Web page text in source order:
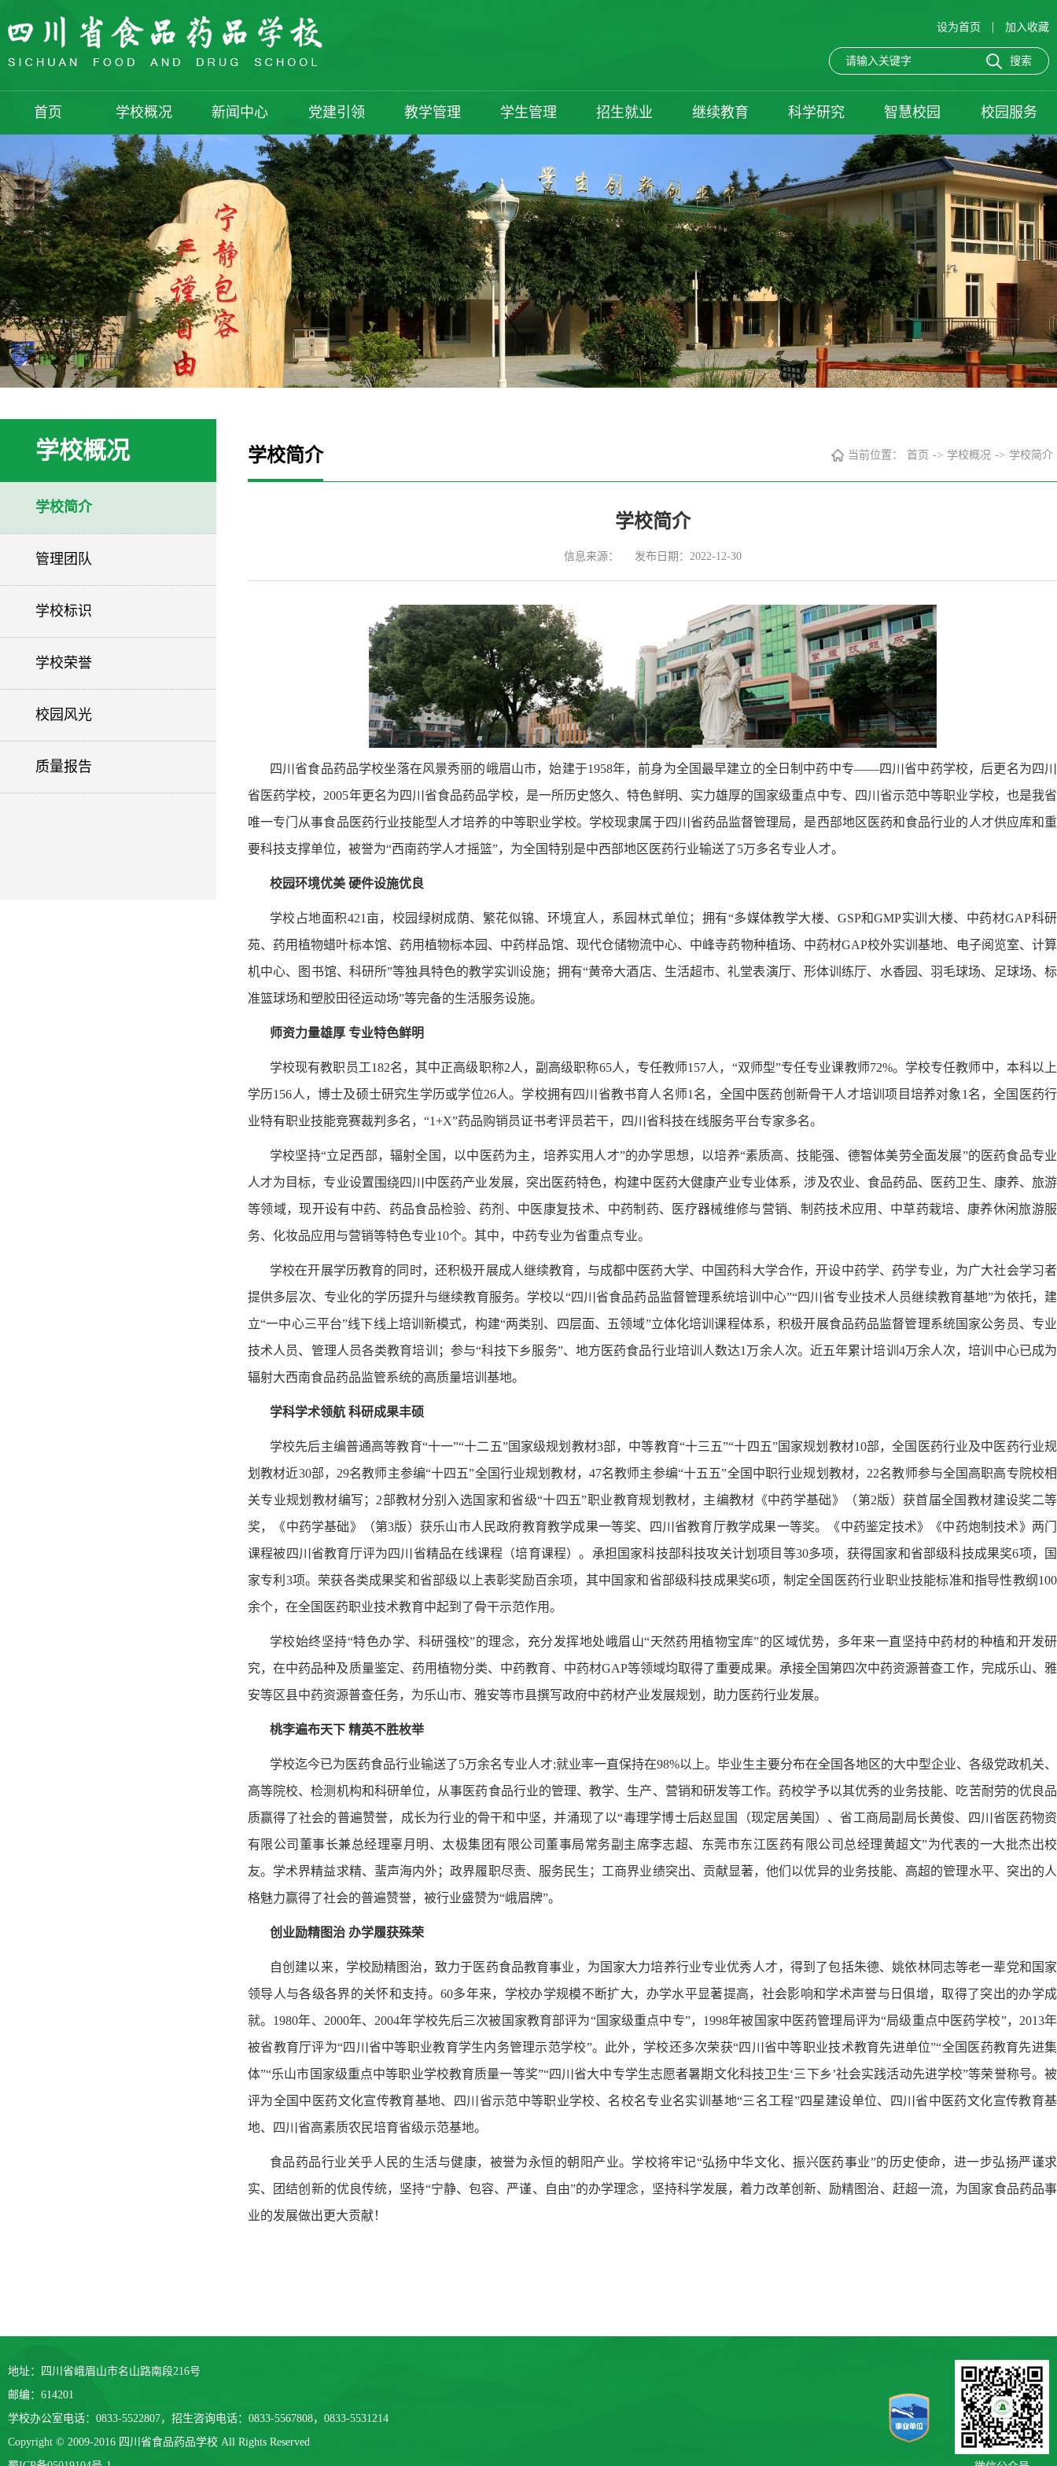
设为首页 | 加入收藏
首页 学校概况 新闻中心 党建引领 教学管理 学生管理 招生就业 继续教育 科学研究 智慧校园 校园服务
学校概况
学校简介
管理团队
学校标识
学校荣誉
校园风光
质量报告
学校简介 当前位置： 首页 -> 学校概况 -> 学校简介
学校简介
信息来源： 发布日期：2022-12-30
四川省食品药品学校坐落在风景秀丽的峨眉山市，始建于1958年，前身为全国最早建立的全日制中药中专——四川省中药学校，后更名为四川
省医药学校，2005年更名为四川省食品药品学校，是一所历史悠久、特色鲜明、实力雄厚的国家级重点中专、四川省示范中等职业学校，也是我省
唯一专门从事食品医药行业技能型人才培养的中等职业学校。学校现隶属于四川省药品监督管理局，是西部地区医药和食品行业的人才供应库和重
要科技支撑单位，被誉为“西南药学人才摇篮”，为全国特别是中西部地区医药行业输送了5万多名专业人才。
校园环境优美 硬件设施优良
学校占地面积421亩，校园绿树成荫、繁花似锦、环境宜人，系园林式单位；拥有“多媒体教学大楼、GSP和GMP实训大楼、中药材GAP科研
苑、药用植物蜡叶标本馆、药用植物标本园、中药样品馆、现代仓储物流中心、中峰寺药物种植场、中药材GAP校外实训基地、电子阅览室、计算
机中心、图书馆、科研所”等独具特色的教学实训设施；拥有“黄帝大酒店、生活超市、礼堂表演厅、形体训练厅、水香园、羽毛球场、足球场、标
准篮球场和塑胶田径运动场”等完备的生活服务设施。
师资力量雄厚 专业特色鲜明
学校现有教职员工182名，其中正高级职称2人，副高级职称65人，专任教师157人，“双师型”专任专业课教师72%。学校专任教师中，本科以上
学历156人，博士及硕士研究生学历或学位26人。学校拥有四川省教书育人名师1名，全国中医药创新骨干人才培训项目培养对象1名，全国医药行
业特有职业技能竞赛裁判多名，“1+X”药品购销员证书考评员若干，四川省科技在线服务平台专家多名。
学校坚持“立足西部，辐射全国，以中医药为主，培养实用人才”的办学思想，以培养“素质高、技能强、德智体美劳全面发展”的医药食品专业
人才为目标，专业设置围绕四川中医药产业发展，突出医药特色，构建中医药大健康产业专业体系，涉及农业、食品药品、医药卫生、康养、旅游
等领域，现开设有中药、 药品食品检验、 药剂、 中医康复技术、 中药制药、 医疗器械维修与营销、 制药技术应用、 中草药栽培、康养休闲旅游服
务、化妆品应用与营销等特色专业10个。其中，中药专业为省重点专业。
学校在开展学历教育的同时，还积极开展成人继续教育，与成都中医药大学、中国药科大学合作，开设中药学、药学专业，为广大社会学习者
提供多层次、专业化的学历提升与继续教育服务。学校以“四川省食品药品监督管理系统培训中心”“四川省专业技术人员继续教育基地”为依托，建
立“一中心三平台”线下线上培训新模式，构建“两类别、四层面、五领域”立体化培训课程体系，积极开展食品药品监督管理系统国家公务员、专业
技术人员、管理人员各类教育培训；参与“科技下乡服务”、地方医药食品行业培训人数达1万余人次。近五年累计培训4万余人次，培训中心已成为
辐射大西南食品药品监管系统的高质量培训基地。
学科学术领航 科研成果丰硕
学校先后主编普通高等教育“十一”“十二五”国家级规划教材3部，中等教育“十三五”“十四五”国家规划教材10部，全国医药行业及中医药行业规
划教材近30部，29名教师主参编“十四五”全国行业规划教材，47名教师主参编“十五五”全国 中职行业规划教材，22名教师参与全国高职高专院校相
关专业规划教材编写；2部教材分别入选国家和省级“十四五”职业教育规划教材，主编教材《中药学基础》（第2版）获首届全国教材建设奖二等
奖，《中药学基础》（第3版）获乐山市人民政府教育教学成果一等奖、四川省教育厅教学成果一等奖。《中药鉴定技术》《中药炮制技术》两门
课程被四川省教育厅评为四川省精品在线课程（培育课程）。承担国家科技部科技攻关计划项目等30多项，获得国家和省部级科技成果奖6项，国
家专利3项。荣获各类成果奖和省部级以上表彰奖励百余项，其中国家和省部级科技成果奖6项，制定全国医药行业职业技能标准和指导性教纲100
余个，在全国医药职业技术教育中起到了骨干示范作用。
学校始终坚持“特色办学、科研强校”的理念，充分发挥地处峨眉山“天然药用植物宝库”的区域优势，多年来一直坚持中药材的种植和开发研
究，在中药品种及质量鉴定、药用植物分类、中药教育、中药材GAP等领域均取得了重要成果。承接全国第四次中药资源普查工作，完成乐山、雅
安等区县中药资源普查任务，为乐山市、雅安等市县撰写政府中药材产业发展规划，助力医药行业发展。
桃李遍布天下 精英不胜枚举
学校迄今已为医药食品行业输送了5万余名专业人才;就业率一直保持在98%以上。毕业生主要分布在全国各地区的大中型企业、各级党政机关、
高等院校、检测机构和科研单位，从事医药食品行业的管理、教学、生产、营销和研发等工作。药校学予以其优秀的业务技能、吃苦耐劳的优良品
质赢得了社会的普遍赞誉，成长为行业的骨干和中坚，并涌现了以“毒理学博士后赵显国（现定居美国）、省工商局副局长黄俊、四川省医药物资
有限公司董事长兼总经理辜月明、太极集团有限公司董事局常务副主席李志超、东莞市东江医药有限公司总经理黄超文”为代表的一大批杰出校
友。学术界精益求精、蜚声海内外；政界履职尽责、服务民生；工商界业绩突出、贡献显著，他们以优异的业务技能、高超的管理水平、突出的人
格魅力赢得了社会的普遍赞誉，被行业盛赞为“峨眉牌”。
创业励精图治 办学履获殊荣
自创建以来，学校励精图治，致力于医药食品教育事业，为国家大力培养行业专业优秀人才，得到了包括朱德、姚依林同志等老一辈党和国家
领导人与各级各界的关怀和支持。60多年来，学校办学规模不断扩大，办学水平显著提高，社会影响和学术声誉与日俱增，取得了突出的办学成
就。1980年、2000年、2004年学校先后三次被国家教育部评为“国家级重点中专”，1998年被国家中医药管理局评为“局级重点中医药学校”，2013年
被省教育厅评为“四川省中等职业教育学生内务管理示范学校”。此外，学校还多次荣获“四川省中等职业技术教育先进单位”“全国医药教育先进集
体”“乐山市国家级重点中等职业学校教育质量一等奖”“四川省大中专学生志愿者暑期文化科技卫生‘三下乡’社会实践活动先进学校”等荣誉称号。被
评为全国中医药文化宣传教育基地、四川省示范中等职业学校、名校名专业名实训基地“三名工程”四星建设单位、四川省中医药文化宣传教育基
地、四川省高素质农民培育省级示范基地。
食品药品行业关乎人民的生活与健康，被誉为永恒的朝阳产业。学校将牢记“弘扬中华文化、振兴医药事业”的历史使命，进一步弘扬严谨求
实、团结创新的优良传统，坚持“宁静、包容、严谨、自由”的办学理念，坚持科学发展，着力改革创新、励精图治、赶超一流，为国家食品药品事
业的发展做出更大贡献！
地址：四川省峨眉山市名山路南段216号
邮编：614201
学校办公室电话：0833-5522807，招生咨询电话：0833-5567808，0833-5531214
Copyright © 2009-2016 四川省食品药品学校 All Rights Reserved